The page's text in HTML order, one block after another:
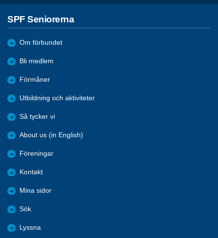
SPF Seniorerna
Om förbundet
Bli medlem
Förmåner
Utbildning och aktiviteter
Så tycker vi
About us (in English)
Föreningar
Kontakt
Mina sidor
Sök
Lyssna